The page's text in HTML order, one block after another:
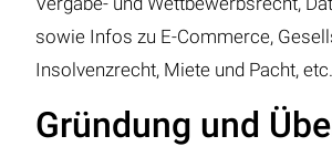
sowie Infos zu E-Commerce,
Insolvenzrecht, Miete und Pacht, etc.
Gründung und